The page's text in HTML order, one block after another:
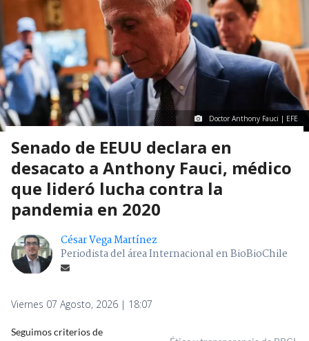
Doctor Anthony Fauci | EFE
Senado de EEUU declara en
desacato a Anthony Fauci, médico
que lideró lucha contra la
pandemia en 2020
César Vega Martínez
Periodista del área Internacional en BioBioChile
Viernes 07 Agosto, 2026 | 18:07
Seguimos criterios de